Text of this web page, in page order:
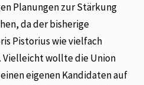
Planungen zur Stärkung
da der bisherige
Pistorius wie vielfach
wollte die Union
eigenen Kandidaten auf